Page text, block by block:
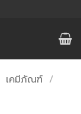
เคมีภัณฑ์ /